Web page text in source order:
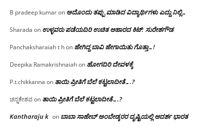
B pradeep kumaron ಅದೊಂದು ತಪ್ಪು ಮಾಡಿದ ವಿದ್ಯಾರ್ಥಿಗಳು ಎದ್ದು ನಿಲ್ಲಿ…
Sharada on ಉಳ್ಳವರು ಪಡೆಯದಿರಿ ಉಚಿತ ಆಹಾರದ ಕಿಟ್: ಸುರೇಶಗೌಡ
Panchaksharaiah t hon ಹೇಗಿದ್ದ ಬಾವಿ ಹೇಗಾಯಿತು ಗೊತ್ತಾ…!
Deepika Ramakrishnaiahon ಹೋಗದಿರಿ ದೇವಳಕ್ಕೆ
P.t.chikkanna on ತಾಯಿ ಪ್ರೀತಿಗೆ ಬೆಲೆ ಕಟ್ಟಲಾದೀತೆ….?
ಚನ್ನಕೇಶವon ತಾಯಿ ಪ್ರೀತಿಗೆ ಬೆಲೆ ಕಟ್ಟಲಾದೀತೆ….?
Kantharaju k on ಬಾಬಾ ಸಾಹೇಬ್ ಅಂಬೇಡ್ಕರರ ದೃಷ್ಟಿಯಲ್ಲಿ ಆದರ್ಶ ಭಾರತ